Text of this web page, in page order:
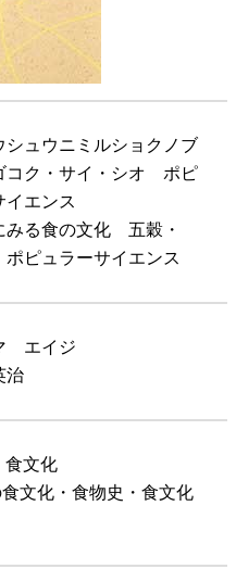
シュウニミルショクノブ
ク・サイ・シオ ポピ
イエンス
みる食の文化 五穀・
ピュラーサイエンス
エイジ
治
食文化
文化・食物史・食文化